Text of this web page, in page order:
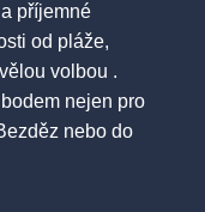
příjemné
od pláže,
volbou .
nejen pro
nebo do